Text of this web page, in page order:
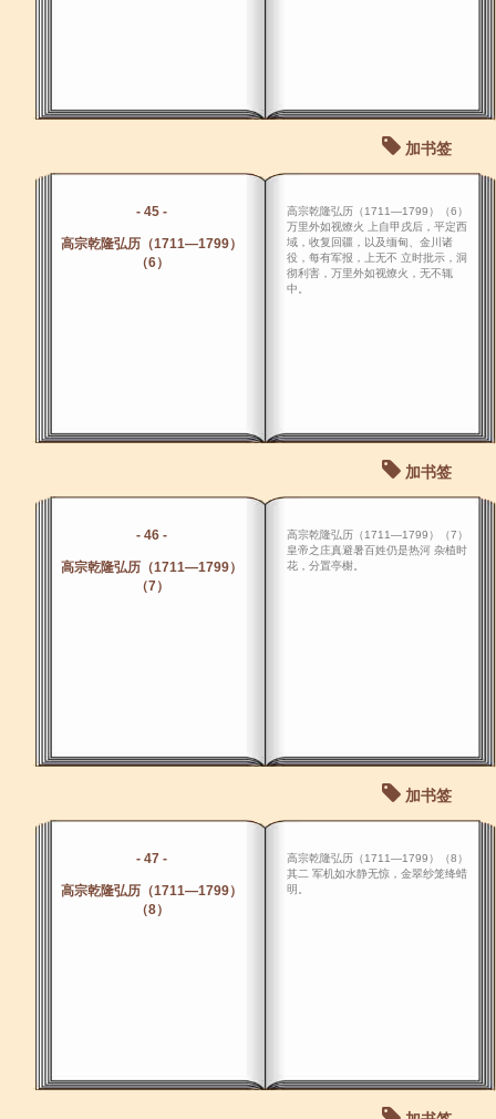
加书签
- 45 -
高宗乾隆弘历（1711―1799）
（6）
高宗乾隆弘历（1711―1799）（6）
万里外如视燎火 上自甲戌后，平定西
域，收复回疆，以及缅甸、金川诸
役，每有军报，上无不 立时批示，洞
彻利害，万里外如视燎火，无不辄
中。
加书签
- 46 -
高宗乾隆弘历（1711―1799）
（7）
高宗乾隆弘历（1711―1799）（7）
皇帝之庄真避暑百姓仍是热河 杂植时
花，分置亭榭。
加书签
- 47 -
高宗乾隆弘历（1711―1799）
（8）
高宗乾隆弘历（1711―1799）（8）
其二 军机如水静无惊，金翠纱笼绛蜡
明。